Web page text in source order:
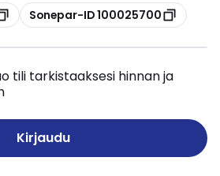
Kopioi
Sonepar-ID 100025700
tili tarkistaaksesi hinnan ja
Kirjaudu